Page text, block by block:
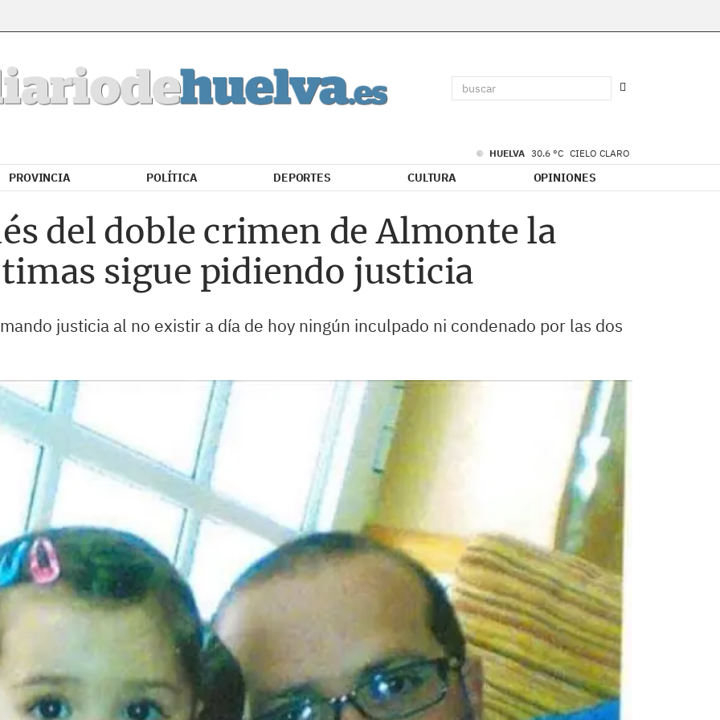
HUELVA 30.6 °C CIELO CLARO
PROVINCIA POLÍTICA DEPORTES CULTURA OPINIONES
del doble crimen de Almonte la
sigue pidiendo justicia
justicia al no existir a día de hoy ningún inculpado ni condenado por las dos